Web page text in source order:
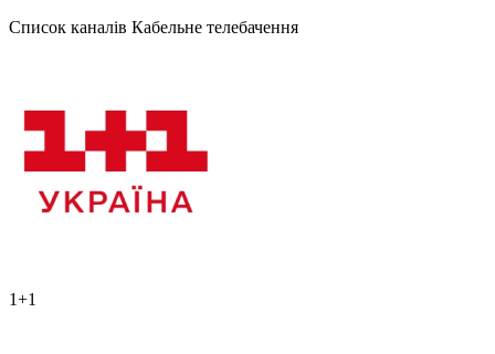
Список каналів Кабельне телебачення
1+1